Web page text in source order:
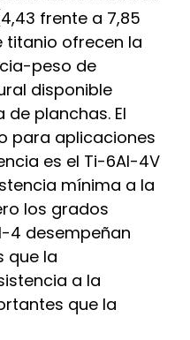
frente a 7,85
titanio ofrecen la
peso de
disponible
planchas. El
para aplicaciones
es el Ti-6Al-4V
mínima a la
los grados
4 desempeñan
que la
a la
que la